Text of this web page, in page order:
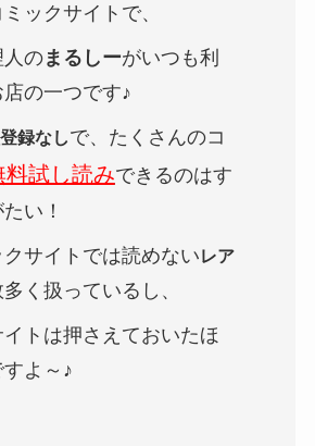
ックサイトで、
のまるしーがいつも利
の一つです♪
録なしで、たくさんのコ
料試し読みできるのはす
い！
サイトでは読めないレア
く扱っているし、
トは押さえておいたほ
よ～♪